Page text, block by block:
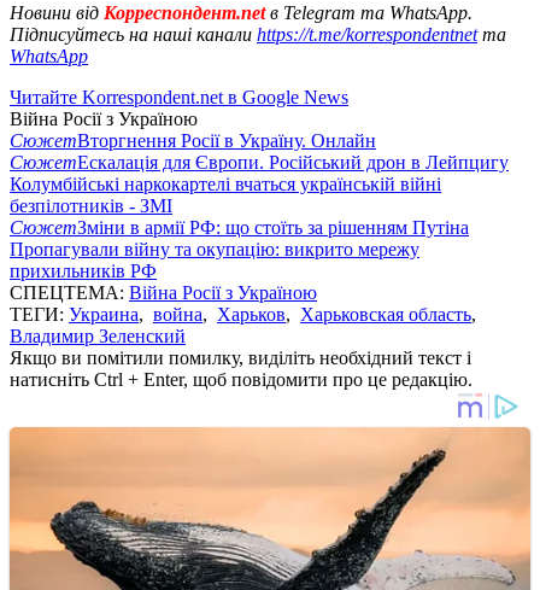
Новини від Корреспондент.netв Telegram та WhatsApp.
Підписуйтесь на наші канали https://t.me/korrespondentnetта
WhatsApp
Читайте Korrespondent.net в Google News
Війна Росії з Україною
СюжетВторгнення Росії в Україну. Онлайн
СюжетЕскалація для Європи. Російський дрон в Лейпцигу
Колумбійські наркокартелі вчаться українській війні
безпілотників - ЗМІ
СюжетЗміни в армії РФ: що стоїть за рішенням Путіна
Пропагували війну та окупацію: викрито мережу
прихильників РФ
СПЕЦТЕМА: Війна Росії з Україною
ТЕГИ: Украина, война, Харьков, Харьковская область,
Владимир Зеленский
Якщо ви помітили помилку, виділіть необхідний текст і
натисніть Ctrl + Enter, щоб повідомити про це редакцію.